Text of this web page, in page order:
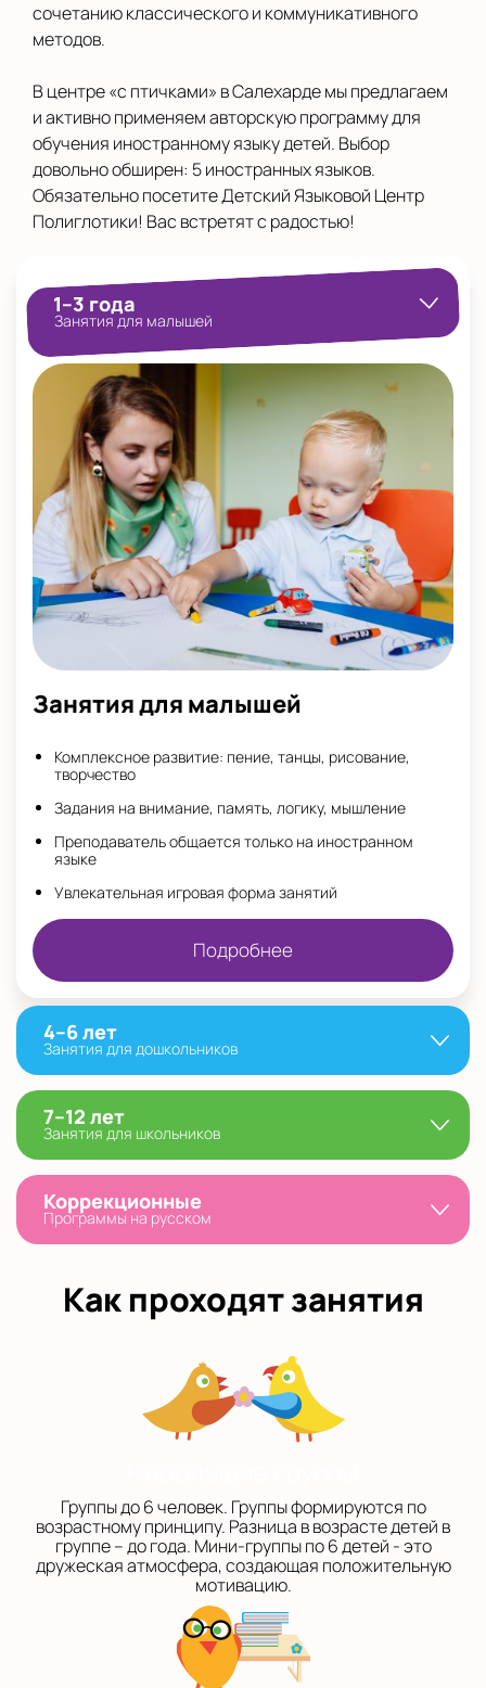
сочетанию классического и коммуникативного
методов.
В центре «с птичками» в Салехарде мы предлагаем
и активно применяем авторскую программу для
обучения иностранному языку детей. Выбор
довольно обширен: 5 иностранных языков.
Обязательно посетите Детский Языковой Центр
Полиглотики! Вас встретят с радостью!
1–3 года
Занятия для малышей
Занятия для малышей
Комплексное развитие: пение, танцы, рисование,
творчество
Задания на внимание, память, логику, мышление
Преподаватель общается только на иностранном
языке
Увлекательная игровая форма занятий
Подробнее
4–6 лет
Занятия для дошкольников
7–12 лет
Занятия для школьников
Коррекционные
Программы на русском
Как проходят занятия
Группы до 6 человек. Группы формируются по
возрастному принципу. Разница в возрасте детей в
группе – до года. Мини-группы по 6 детей - это
дружеская атмосфера, создающая положительную
мотивацию.